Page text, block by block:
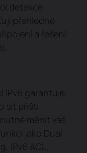
detekce
přehledné
a řešení
IPv6 garantuje,
síť příští
měnit váš
jako Dual
IPv6 ACL,